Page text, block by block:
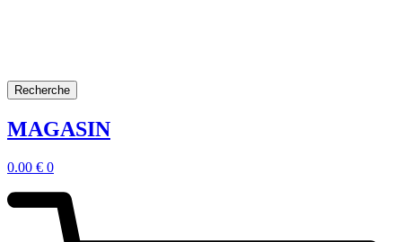
Recherche
MAGASIN
0.00 € 0